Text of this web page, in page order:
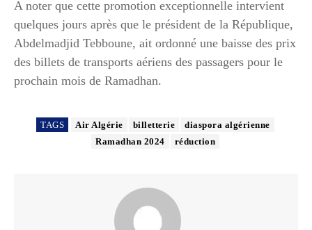
A noter que cette promotion exceptionnelle intervient
quelques jours après que le président de la République,
Abdelmadjid Tebboune, ait ordonné une baisse des prix
des billets de transports aériens des passagers pour le
prochain mois de Ramadhan.
TAGS Air Algérie billetterie
diaspora algérienne
Ramadhan 2024
réduction